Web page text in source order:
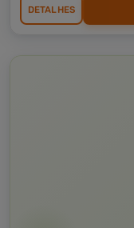
DETALHES